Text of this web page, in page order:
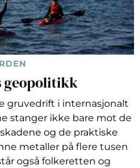
geopolitikk
gruvedrift i internasjonalt
stanger ikke bare mot de
og de praktiske
metaller på flere tusen
også folkeretten og